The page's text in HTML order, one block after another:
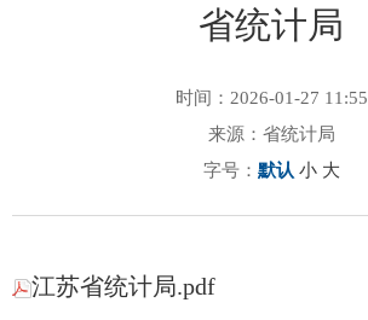
省统计局
时间：2026-01-27 11:55
来源：省统计局
字号： 默认 小 大
江苏省统计局.pdf